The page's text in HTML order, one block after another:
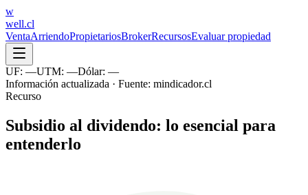
w
well.cl
VentaArriendoPropietariosBrokerRecursosEvaluar propiedad
UF: —UTM: —Dólar: —
Información actualizada · Fuente: mindicador.cl
Recurso
Subsidio al dividendo: lo esencial para
entenderlo